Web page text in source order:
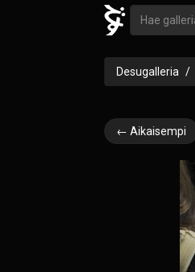
Desugalleria
← Aikaisempi